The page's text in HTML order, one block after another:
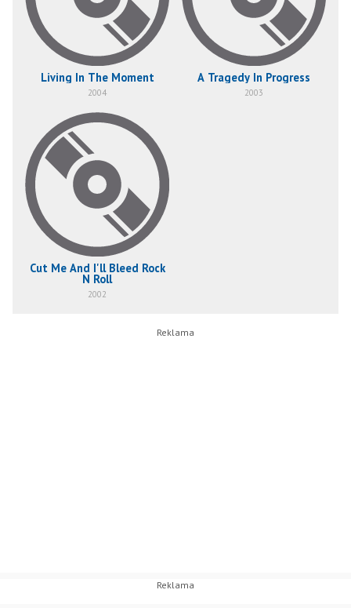
Living In The Moment
2004
A Tragedy In Progress
2003
Cut Me And I'll Bleed Rock
N Roll
2002